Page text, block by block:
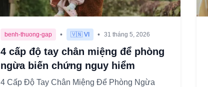
benh-thuong-gap • 🇻🇳 VI • 31 tháng 5, 2026
4 cấp độ tay chân miệng để phòng
ngừa biến chứng nguy hiểm
4 Cấp Độ Tay Chân Miệng Để Phòng Ngừa